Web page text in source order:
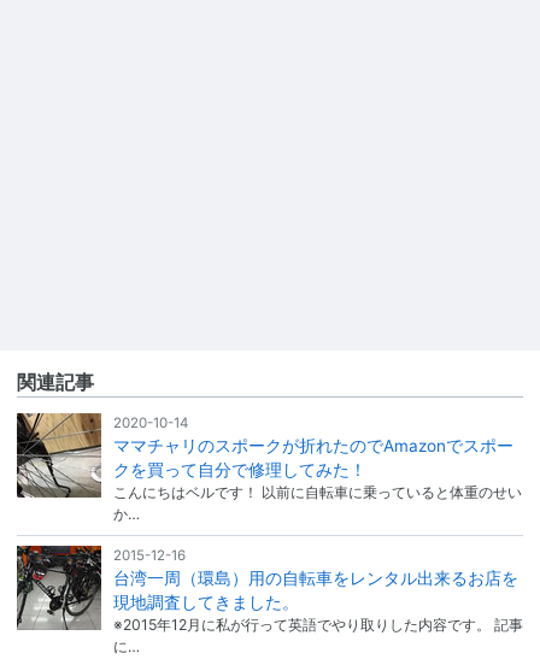
関連記事
2020-10-14
ママチャリのスポークが折れたのでAmazonでスポー
クを買って自分で修理してみた！
こんにちはベルです！ 以前に自転車に乗っていると体重のせい
か…
2015-12-16
台湾一周（環島）用の自転車をレンタル出来るお店を
現地調査してきました。
※2015年12月に私が行って英語でやり取りした内容です。 記事
に…